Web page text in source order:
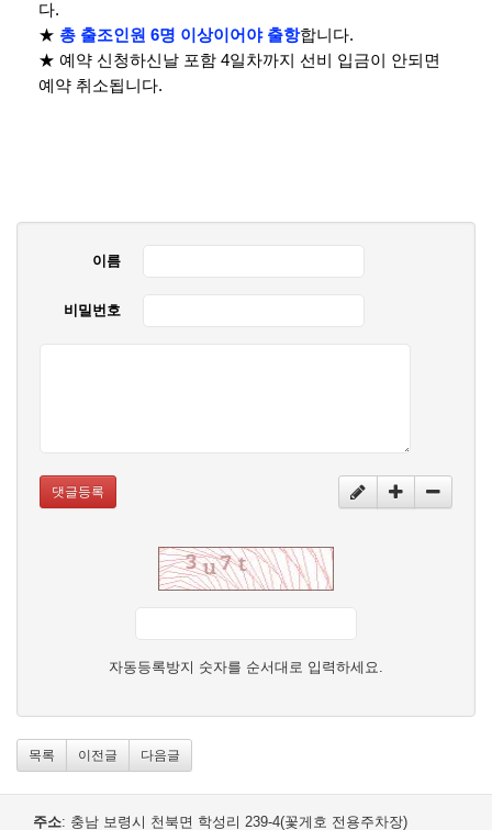
다.
★ 총 출조인원 6명 이상이어야 출항합니다.
★ 예약 신청하신날 포함 4일차까지 선비 입금이 안되면
예약 취소됩니다.
이름
비밀번호
댓글등록
자동등록방지 숫자를 순서대로 입력하세요.
목록 이전글 다음글
주소: 충남 보령시 천북면 학성리 239-4(꽃게호 전용주차장)